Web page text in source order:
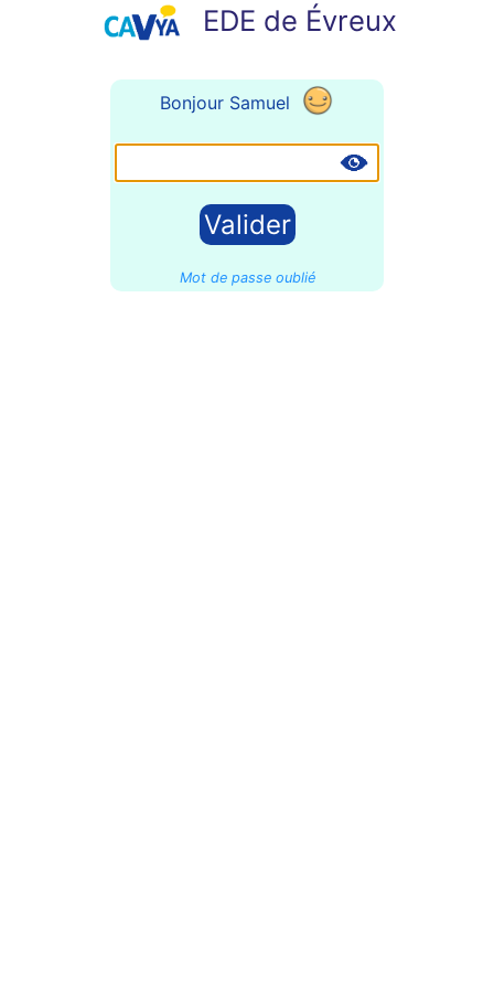
EDE de Évreux
Bonjour Samuel
Mot de passe oublié